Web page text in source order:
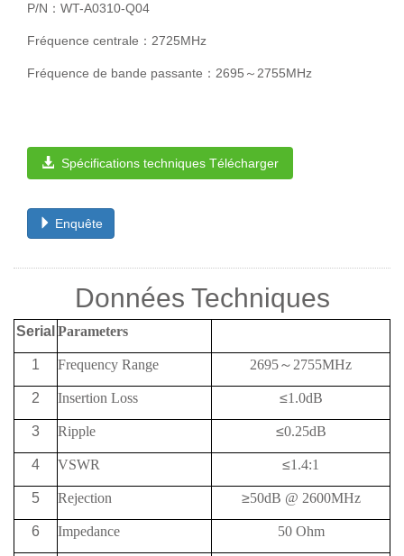
P/N：WT-A0310-Q04
Fréquence centrale：2725MHz
Fréquence de bande passante：2695～2755MHz
Spécifications techniques Télécharger
Enquête
Données Techniques
Serial Parameters
1 Frequency Range 2695～ 2755MHz
2 Insertion Loss ≤1.0dB
3 Ripple ≤0.25dB
4 VSWR ≤1.4:1
5 Rejection ≥50dB @ 2600MHz
6 Impedance 50 Ohm